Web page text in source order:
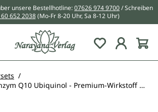
unsere Bestellhotline:07626 974 9700/ Schreiben
652 2038 (Mo-Fr 8-20 Uhr, Sa 8-12 Uhr)
Du hast 0
2er-Sparset: Coenzym Q10 Ubiquinol - Premium-Wirkstoff vom Marktführer KANEKA aus Japan - 100 mg pro Tagesdosis (1 Kapsel) - 2 x 60 Softgelkapseln